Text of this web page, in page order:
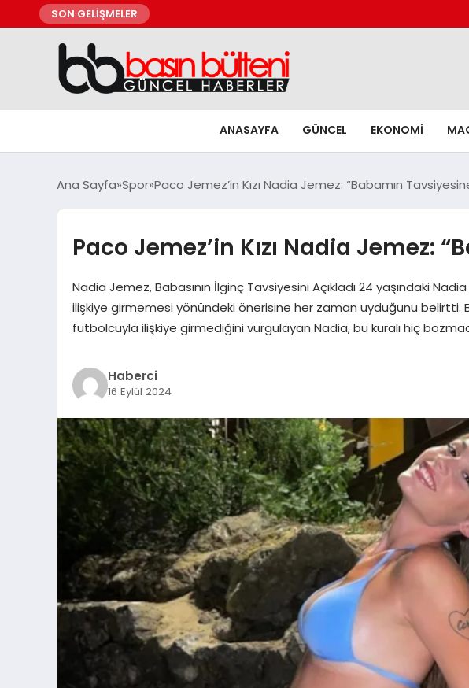
SON GELİŞMELER
ANASAYFA GÜNCEL EKONOMI
Ana Sayfa Spor Paco Jemez’in Kızı Nadia Jemez: “Babamın
Paco Jemez’in Kızı Nadia Jemez:
Nadia Jemez, Babasının İlginç Tavsiyesini Açıkladı 24 yaşındaki
ilişkiye girmemesi yönündeki önerisine her zaman uyduğunu belirtti.
futbolcuyla ilişkiye girmediğini vurgulayan Nadia, bu kuralı hiç
Haberci
16 Eylül 2024